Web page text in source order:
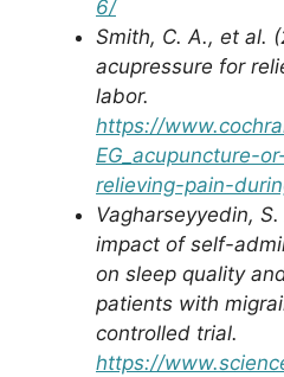
6/
Smith, C. A., et al.
acupressure for
labor.
https://
EG_acupuncture-
relieving-pain-
Vagharseyyedin,
impact of self-
on sleep quality
patients with
controlled trial.
https://